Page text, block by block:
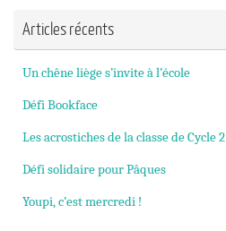
Articles récents
Un chêne liège s’invite à l’école
Défi Bookface
Les acrostiches de la classe de Cycle 2
Défi solidaire pour Pâques
Youpi, c’est mercredi !